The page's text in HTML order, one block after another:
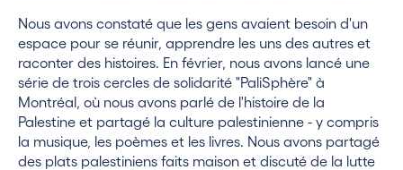
Nous avons constaté que les gens avaient besoin d'un
espace pour se réunir, apprendre les uns des autres et
raconter des histoires. En février, nous avons lancé une
série de trois cercles de solidarité "PaliSphère" à
Montréal, où nous avons parlé de l'histoire de la
Palestine et partagé la culture palestinienne - y compris
la musique, les poèmes et les livres. Nous avons partagé
des plats palestiniens faits maison et discuté de la lutte